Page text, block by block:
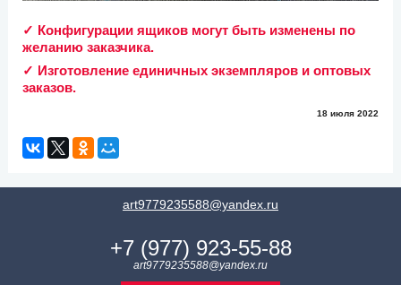
✓ Конфигурации ящиков могут быть изменены по
желанию заказчика.
✓ Изготовление единичных экземпляров и оптовых
заказов.
18 июля 2022
art9779235588@yandex.ru
+7 (977) 923-55-88
art9779235588@yandex.ru